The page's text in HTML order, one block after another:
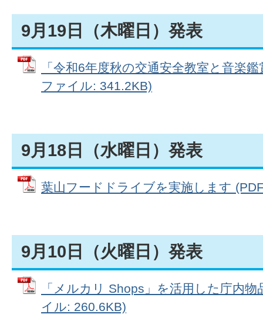
9月19日（木曜日）発表
「令和6年度秋の交通安全教室と音楽
ファイル: 341.2KB)
9月18日（水曜日）発表
葉山フードドライブを実施します
9月10日（火曜日）発表
「メルカリ Shops」を活用した庁内
イル: 260.6KB)